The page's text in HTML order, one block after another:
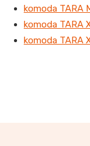
komoda TARA
komoda TARA
komoda TARA